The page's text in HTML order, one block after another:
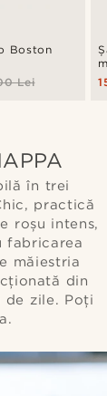
Boston
Lei
în trei
practică
roșu intens,
fabricarea
măiestria
din
de zile. Poți